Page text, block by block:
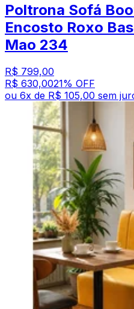
Poltrona Sofá
Encosto Roxo
Mao 234
R$ 799,00
R$ 630,0021% OFF
ou 6x de R$ 105,00 sem